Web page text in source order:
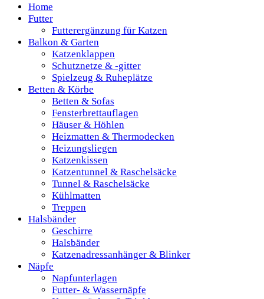
Home
Futter
Futterergänzung für Katzen
Balkon & Garten
Katzenklappen
Schutznetze & -gitter
Spielzeug & Ruheplätze
Betten & Körbe
Betten & Sofas
Fensterbrettauflagen
Häuser & Höhlen
Heizmatten & Thermodecken
Heizungsliegen
Katzenkissen
Katzentunnel & Raschelsäcke
Tunnel & Raschelsäcke
Kühlmatten
Treppen
Halsbänder
Geschirre
Halsbänder
Katzenadressanhänger & Blinker
Näpfe
Napfunterlagen
Futter- & Wassernäpfe